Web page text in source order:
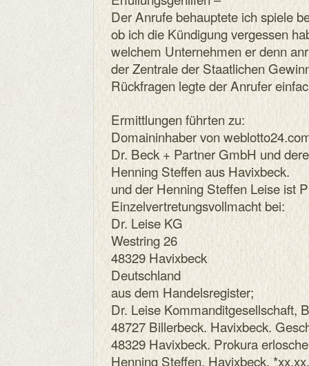
Der Anrufe behauptete ich spiele
ob ich die Kündigung vergessen
welchem Unternehmen er denn
der Zentrale der Staatlichen
Rückfragen legte der Anrufer
Ermittlungen führten zu:
Domaininhaber von
Dr. Beck + Partner GmbH und
Henning Steffen aus Havixbeck.
und der Henning Steffen Leise ist
Einzelvertretungsvollmacht bei:
Dr. Leise KG
Westring 26
48329 Havixbeck
Deutschland
aus dem Handelsregister;
Dr. Leise Kommanditgesellschaft,
48727 Billerbeck. Havixbeck.
48329 Havixbeck. Prokura
Henning Steffen, Havixbeck,